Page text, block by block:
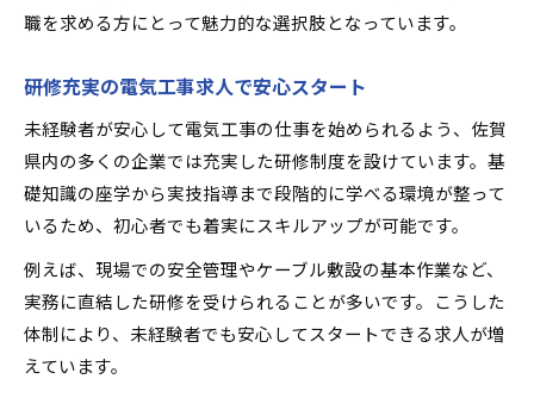
職を求める方にとって魅力的な選択肢となっています。
研修充実の電気工事求人で安心スタート
未経験者が安心して電気工事の仕事を始められるよう、佐賀
県内の多くの企業では充実した研修制度を設けています。基
礎知識の座学から実技指導まで段階的に学べる環境が整って
いるため、初心者でも着実にスキルアップが可能です。
例えば、現場での安全管理やケーブル敷設の基本作業など、
実務に直結した研修を受けられることが多いです。こうした
体制により、未経験者でも安心してスタートできる求人が増
えています。